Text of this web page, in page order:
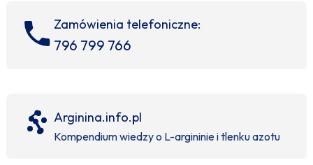
Zamówienia telefoniczne:
796 799 766
Arginina.info.pl
Kompendium wiedzy o L-argininie i tlenku azotu